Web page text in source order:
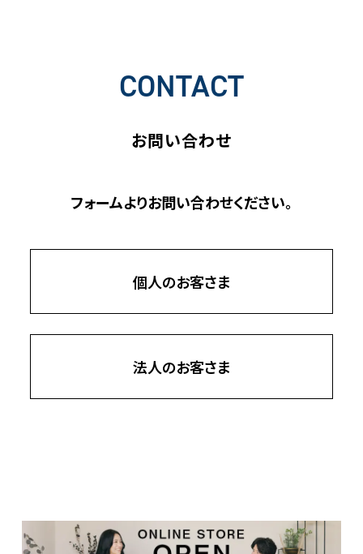
CONTACT
お問い合わせ
フォームよりお問い合わせください。
個人のお客さま
法人のお客さま